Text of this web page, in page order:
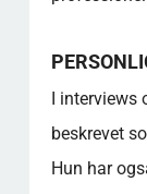
I interviews
beskrevet
Hun har